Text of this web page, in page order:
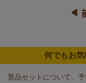
何でもお気
景品セットについて、